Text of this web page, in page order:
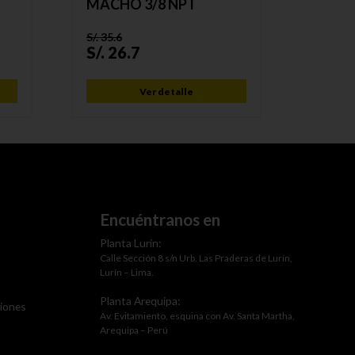
MACHO 3/8 NPT
S/.35.6
S/. 26.7
Ver detalle
Encuéntranos en
Planta Lurín:
Calle Sección 8 s/n Urb. Las Praderas de Lurín,
Lurín – Lima.
Planta Arequipa:
Av. Evitamiento, esquina con Av. Santa Martha,
Arequipa – Perú